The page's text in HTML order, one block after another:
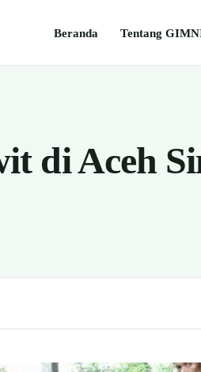
Beranda Tentang
di Aceh